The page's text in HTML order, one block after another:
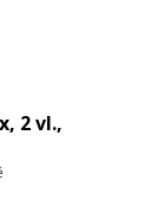
2 vl.,